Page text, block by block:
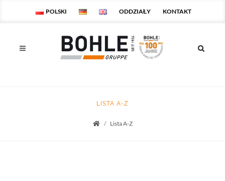
POLSKI ODDZIAŁY KONTAKT
LISTA A-Z
Lista A-Z